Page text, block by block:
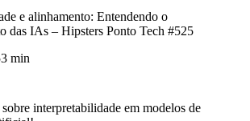
e alinhamento: Entendendo o
das IAs – Hipsters Ponto Tech #525
min
interpretabilidade em modelos de